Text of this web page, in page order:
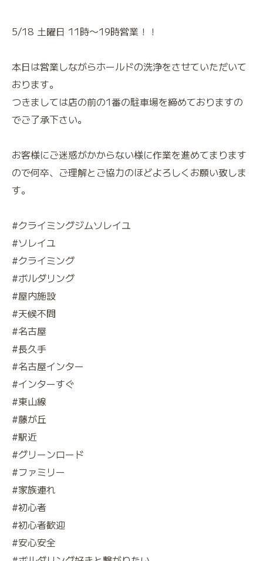
5/18 土曜日 11時〜19時営業！！
本日は営業しながらホールドの洗浄をさせていただいて
おります。
つきましては店の前の1番の駐車場を締めておりますの
でご了承下さい。
お客様にご迷惑がかからない様に作業を進めてまります
ので何卒、ご理解とご協力のほどよろしくお願い致しま
す。
#クライミングジムソレイユ
#ソレイユ
#クライミング
#ボルダリング
#屋内施設
#天候不問
#名古屋
#長久手
#名古屋インター
#インターすぐ
#東山線
#藤が丘
#駅近
#グリーンロード
#ファミリー
#家族連れ
#初心者
#初心者歓迎
#安心安全